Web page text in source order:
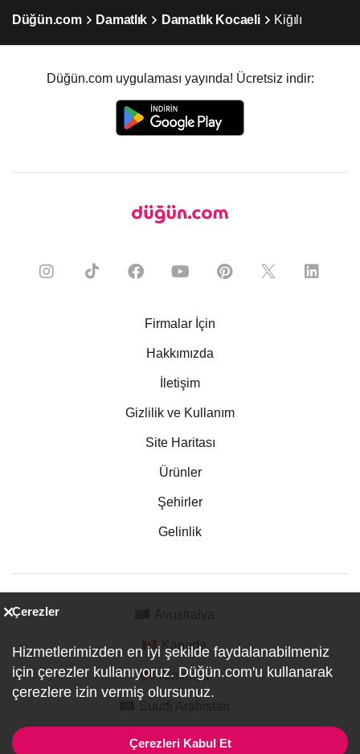
Düğün.com Damatlık Damatlık Kocaeli Kiğılı
Düğün.com uygulaması yayında! Ücretsiz indir:
Firmalar İçin
Hakkımızda
İletişim
Gizlilik ve Kullanım
Site Haritası
Ürünler
Şehirler
Gelinlik
Kanada
Almanya
Çerezler
Hizmetlerimizden en iyi şekilde faydalanabilmeniz
için çerezler kullanıyoruz. Düğün.com'u kullanarak
çerezlere izin vermiş olursunuz.
Çerezleri Kabul Et